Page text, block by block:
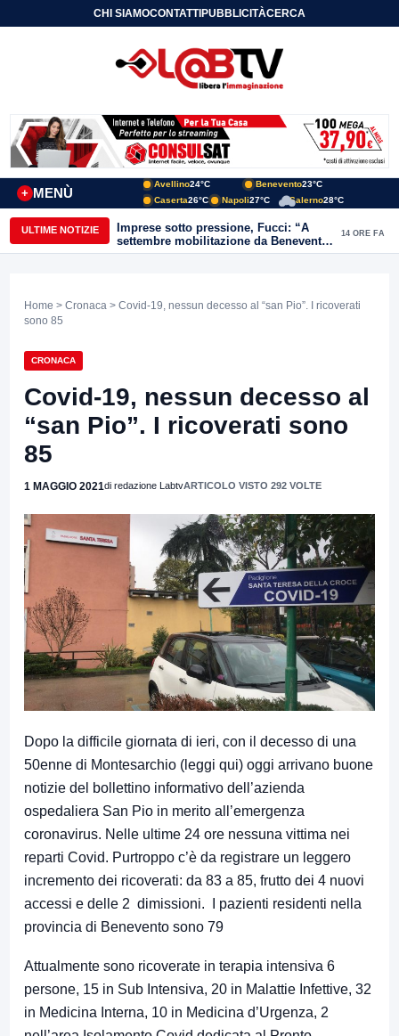
CHI SIAMOCONTATTIPUBBLICITÀCERCA
MENÙ
+
Avellino24°C Benevento23°C
Caserta26°C Napoli27°C Salerno28°C
ULTIME NOTIZIE
Imprese sotto pressione, Fucci: “A
settembre mobilitazione da Benevento
e Avellino”
14 ORE FA
Home > Cronaca > Covid-19, nessun decesso al “san Pio”. I ricoverati
sono 85
CRONACA
Covid-19, nessun decesso al
“san Pio”. I ricoverati sono
85
1 MAGGIO 2021di redazione LabtvARTICOLO VISTO 292 VOLTE
Dopo la difficile giornata di ieri, con il decesso di una
50enne di Montesarchio ( leggi qui) oggi arrivano buone
notizie del bollettino informativo dell’azienda
ospedaliera San Pio in merito all’emergenza
coronavirus. Nelle ultime 24 ore nessuna vittima nei
reparti Covid. Purtroppo c’è da registrare un leggero
incremento dei ricoverati: da 83 a 85, frutto dei 4 nuovi
accessi e delle 2 dimissioni. I pazienti residenti nella
provincia di Benevento sono 79
Attualmente sono ricoverate in terapia intensiva 6
persone, 15 in Sub Intensiva, 20 in Malattie Infettive, 32
in Medicina Interna, 10 in Medicina d’Urgenza, 2